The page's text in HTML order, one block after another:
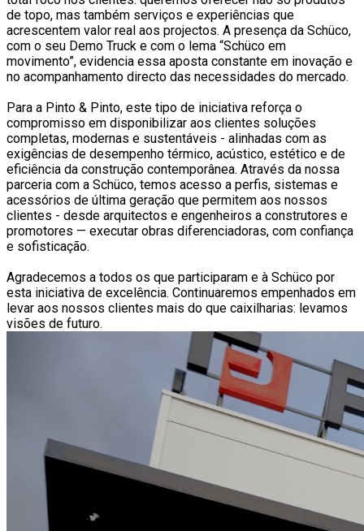
de topo, mas também serviços e experiências que
acrescentem valor real aos projectos. A presença da Schüco,
com o seu Demo Truck e com o lema “Schüco em
movimento”, evidencia essa aposta constante em inovação e
no acompanhamento directo das necessidades do mercado.
Para a Pinto & Pinto, este tipo de iniciativa reforça o
compromisso em disponibilizar aos clientes soluções
completas, modernas e sustentáveis - alinhadas com as
exigências de desempenho térmico, acústico, estético e de
eficiência da construção contemporânea. Através da nossa
parceria com a Schüco, temos acesso a perfis, sistemas e
acessórios de última geração que permitem aos nossos
clientes - desde arquitectos e engenheiros a construtores e
promotores — executar obras diferenciadoras, com confiança
e sofisticação.
Agradecemos a todos os que participaram e à Schüco por
esta iniciativa de excelência. Continuaremos empenhados em
levar aos nossos clientes mais do que caixilharias: levamos
visões de futuro.